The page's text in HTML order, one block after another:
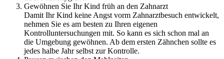
Gewöhnen Sie Ihr Kind früh an den Zahnarzt
Damit Ihr Kind keine Angst vorm Zahnarztbesuch entwickelt,
nehmen Sie es am besten zu Ihren eigenen
Kontrolluntersuchungen mit. So kann es sich schon mal an
die Umgebung gewöhnen. Ab dem ersten Zähnchen sollte es
jedes halbe Jahr selbst zur Kontrolle.